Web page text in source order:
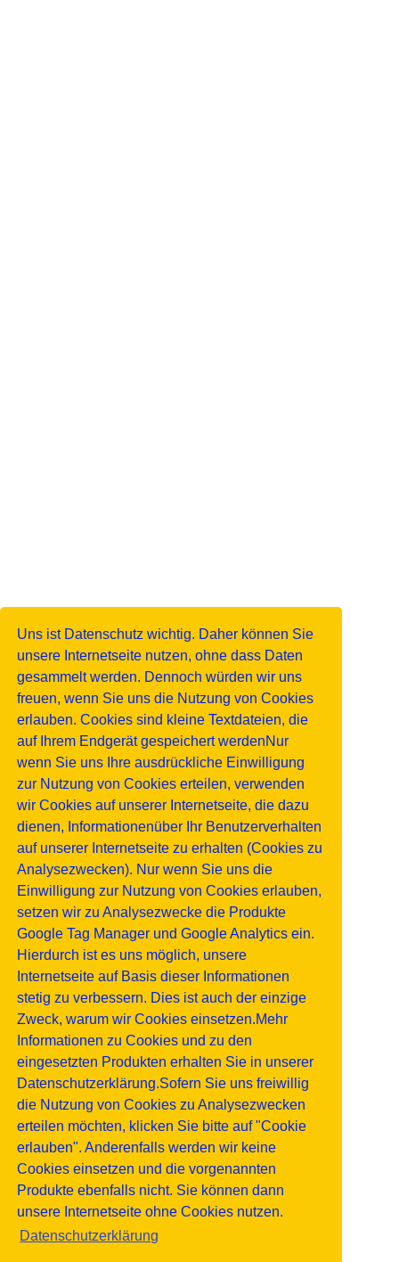
Uns ist Datenschutz wichtig. Daher können Sie
unsere Internetseite nutzen, ohne dass Daten
gesammelt werden. Dennoch würden wir uns
freuen, wenn Sie uns die Nutzung von Cookies
erlauben. Cookies sind kleine Textdateien, die
auf Ihrem Endgerät gespeichert werdenNur
wenn Sie uns Ihre ausdrückliche Einwilligung
zur Nutzung von Cookies erteilen, verwenden
wir Cookies auf unserer Internetseite, die dazu
dienen, Informationenüber Ihr Benutzerverhalten
auf unserer Internetseite zu erhalten (Cookies zu
Analysezwecken). Nur wenn Sie uns die
Einwilligung zur Nutzung von Cookies erlauben,
setzen wir zu Analysezwecke die Produkte
Google Tag Manager und Google Analytics ein.
Hierdurch ist es uns möglich, unsere
Internetseite auf Basis dieser Informationen
stetig zu verbessern. Dies ist auch der einzige
Zweck, warum wir Cookies einsetzen.Mehr
Informationen zu Cookies und zu den
eingesetzten Produkten erhalten Sie in unserer
Datenschutzerklärung.Sofern Sie uns freiwillig
die Nutzung von Cookies zu Analysezwecken
erteilen möchten, klicken Sie bitte auf "Cookie
erlauben". Anderenfalls werden wir keine
Cookies einsetzen und die vorgenannten
Produkte ebenfalls nicht. Sie können dann
unsere Internetseite ohne Cookies nutzen.
Datenschutzerklärung